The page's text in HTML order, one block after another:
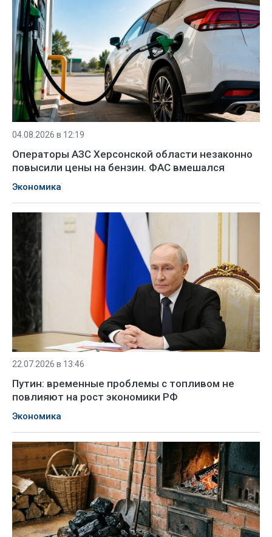
04.08.2026 в 12:19
Операторы АЗС Херсонской области незаконно
повысили цены на бензин. ФАС вмешался
Экономика
22.07.2026 в 13:46
Путин: временные проблемы с топливом не
повлияют на рост экономики РФ
Экономика